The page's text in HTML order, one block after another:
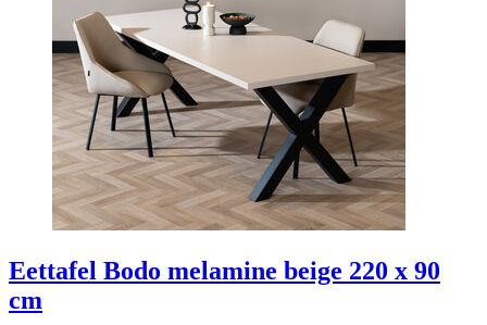
Eettafel Bodo melamine beige 220 x 90
cm